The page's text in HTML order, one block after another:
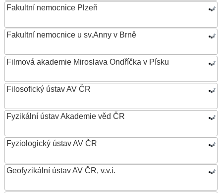
Fakultní nemocnice Plzeň
Fakultní nemocnice u sv.Anny v Brně
Filmová akademie Miroslava Ondříčka v Písku
Filosofický ústav AV ČR
Fyzikální ústav Akademie věd ČR
Fyziologický ústav AV ČR
Geofyzikální ústav AV ČR, v.v.i.